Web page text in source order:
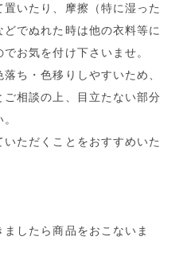
いたり、摩擦（特に湿った
でぬれた時は他の衣料等に
お気を付け下さいませ。
ち・色移りしやすいため、
相談の上、目立たない部分
ただくことをおすすめいた
したら商品をおこないま